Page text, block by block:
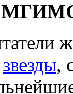
звезды,